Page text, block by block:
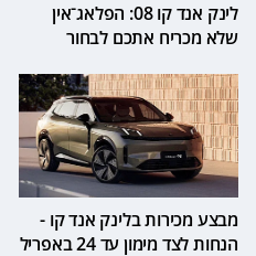
לינק אנד קו 08: הפלאג־אין
שלא מכריח אתכם לבחור
מבצע מכירות בלינק אנד קו -
הנחות לצד מימון עד 24 באפריל